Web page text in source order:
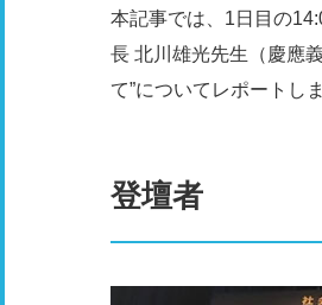
本記事では、1日目の
長 北川雄光先生（慶應
て”についてレポートしま
登壇者